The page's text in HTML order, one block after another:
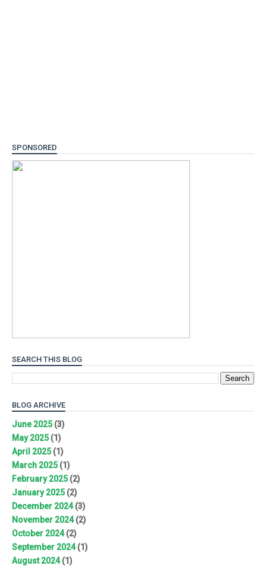
SPONSORED
SEARCH THIS BLOG
BLOG ARCHIVE
June 2025(3)
May 2025(1)
April 2025(1)
March 2025(1)
February 2025(2)
January 2025(2)
December 2024(3)
November 2024(2)
October 2024(2)
September 2024(1)
August 2024(1)